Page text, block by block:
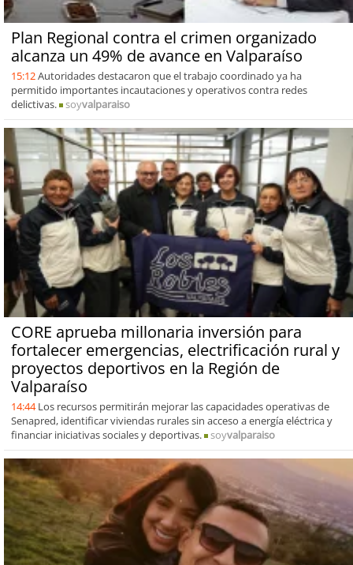
Plan Regional contra el crimen organizado
alcanza un 49% de avance en Valparaíso
15:12Autoridades destacaron que el trabajo coordinado ya ha
permitido importantes incautaciones y operativos contra redes
delictivas.
soyvalparaiso
CORE aprueba millonaria inversión para
fortalecer emergencias, electrificación rural y
proyectos deportivos en la Región de
Valparaíso
14:44 Los recursos permitirán mejorar las capacidades operativas de
Senapred, identificar viviendas rurales sin acceso a energía eléctrica y
financiar iniciativas sociales y deportivas.
soyvalparaiso